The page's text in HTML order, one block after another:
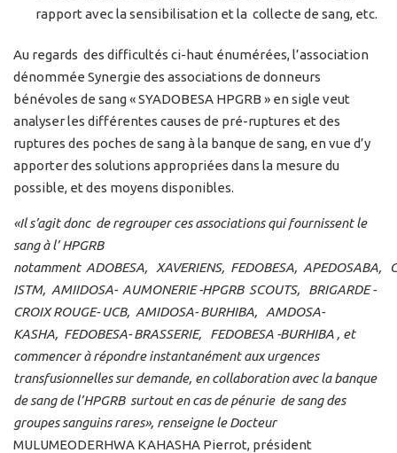
rapport avec la sensibilisation et la collecte de sang, etc.
Au regards des difficultés ci-haut énumérées, l’association
dénommée Synergie des associations de donneurs
bénévoles de sang « SYADOBESA HPGRB » en sigle veut
analyser les différentes causes de pré-ruptures et des
ruptures des poches de sang à la banque de sang, en vue d’y
apporter des solutions appropriées dans la mesure du
possible, et des moyens disponibles.
«Il s’agit donc de regrouper ces associations qui fournissent le
sang à l’ HPGRB
notamment ADOBESA, XAVERIENS, FEDOBESA, APEDOSABA,
ISTM, AMIIDOSA- AUMONERIE -HPGRB SCOUTS, BRIGARDE -
CROIX ROUGE- UCB, AMIDOSA- BURHIBA, AMDOSA-
KASHA, FEDOBESA- BRASSERIE, FEDOBESA -BURHIBA , et
commencer à répondre instantanément aux urgences
transfusionnelles sur demande, en collaboration avec la banque
de sang de l’HPGRB surtout en cas de pénurie de sang des
groupes sanguins rares», renseigne le Docteur
MULUMEODERHWA KAHASHA Pierrot, président